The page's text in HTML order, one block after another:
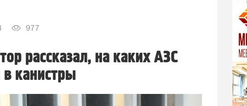
977
рассказал, на каких АЗС
канистры